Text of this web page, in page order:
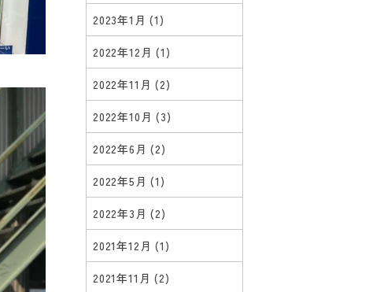
2023年1月(1)
2022年12月(1)
2022年11月(2)
2022年10月(3)
2022年6月(2)
2022年5月(1)
2022年3月(2)
2021年12月(1)
2021年11月(2)